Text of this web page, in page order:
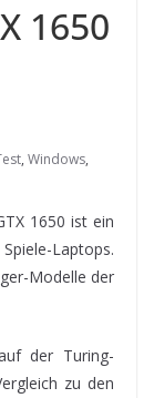
1650
, Windows,
1650 ist ein
Laptops.
Modelle der
der Turing-
zu den